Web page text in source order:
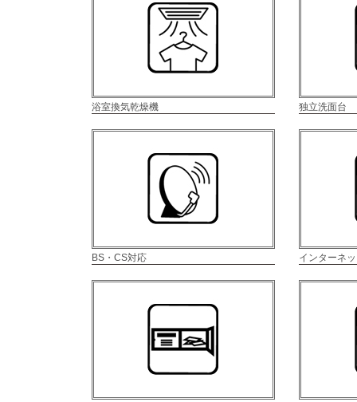
浴室換気乾燥機 独立洗面台
BS・CS対応 インターネ